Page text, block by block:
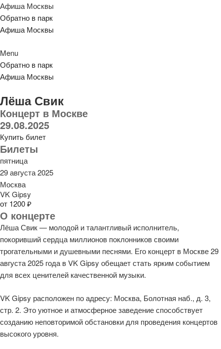
Афиша Москвы
Обратно в парк
Афиша Москвы
Menu
Обратно в парк
Афиша Москвы
Лёша Свик
Концерт в Москве
29.08.2025
Купить билет
Билеты
пятница
29 августа 2025
Москва
VK Gipsy
от 1200 ₽
О концерте
Лёша Свик — молодой и талантливый исполнитель,
покоривший сердца миллионов поклонников своими
трогательными и душевными песнями. Его концерт в Москве 29
августа 2025 года в VK Gipsy обещает стать ярким событием
для всех ценителей качественной музыки.
VK Gipsy расположен по адресу: Москва, Болотная наб., д. 3,
стр. 2. Это уютное и атмосферное заведение способствует
созданию неповторимой обстановки для проведения концертов
высокого уровня.